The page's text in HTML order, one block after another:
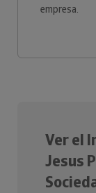
empresa.
Ver el
Jesus